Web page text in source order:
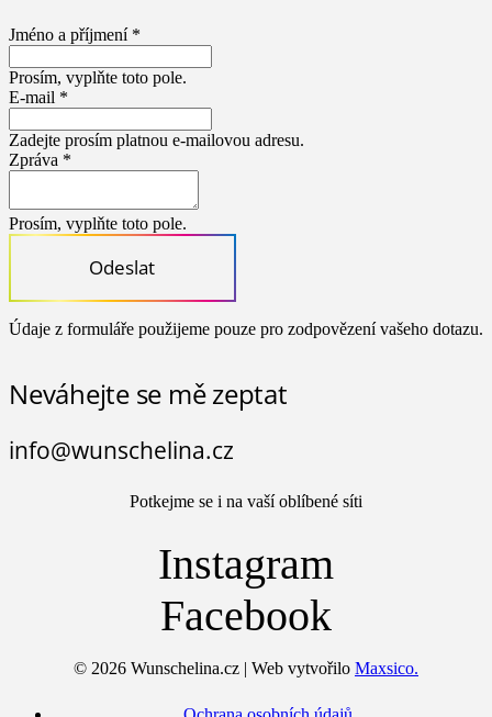
Jméno a příjmení *
Prosím, vyplňte toto pole.
E-mail *
Zadejte prosím platnou e-mailovou adresu.
Zpráva *
Prosím, vyplňte toto pole.
Odeslat
Údaje z formuláře použijeme pouze pro zodpovězení vašeho dotazu.
Neváhejte se mě zeptat
info@wunschelina.cz
Potkejme se i na vaší oblíbené síti
Instagram
Facebook
© 2026 Wunschelina.cz | Web vytvořilo Maxsico.